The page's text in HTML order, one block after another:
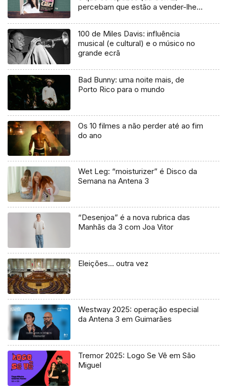
percebam que estão a vender-lhes
100 de Miles Davis: influência
musical (e cultural) e o músico no
grande ecrã
Bad Bunny: uma noite mais, de
Porto Rico para o mundo
Os 10 filmes a não perder até ao fim
do ano
Wet Leg: “moisturizer” é Disco da
Semana na Antena 3
“Desenjoa” é a nova rubrica das
Manhãs da 3 com Joa Vitor
Eleições… outra vez
Westway 2025: operação especial
da Antena 3 em Guimarães
Tremor 2025: Logo Se Vê em São
Miguel